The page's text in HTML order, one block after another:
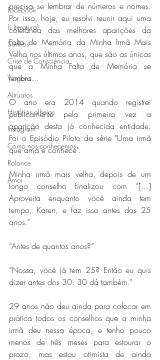
Facebook
Li (teratura)
Sonhos
Crise de Consciência
Viagens
Altruatos
Histórias alheias
Instagram
Como nos conhecemos
Rolance
Amor
precisa se lembrar de números e nomes.
Por isso, hoje, eu resolvi reunir aqui uma
coletânea das melhores aparições da
Falta de Memória da Minha Irmã Mais
Velha nos últimos anos, que são as únicas
que a Minha Falta de Memória se
lembra...
O ano era 2014 quando registrei
publicamente pela primeira vez a
aparição desta já conhecida entidade.
Foi o Episódio Piloto da série "Uma irmã
que ama e conhece".
Minha irmã mais velha, depois de um
longo conselho finalizou com “[...]
Aproveita enquanto você ainda tem
tempo, Karen, e faz isso antes dos 25
anos.”
“Antes de quantos anos?”
“Nossa, você já tem 25? Então eu quis
dizer antes dos 30. 30 dá também.”
29 anos não deu ainda para colocar em
prática todos os conselhos que a minha
irmã deu nessa época, e tenho pouco
menos de três meses para estourar o
prazo, mas estou otimista de ainda